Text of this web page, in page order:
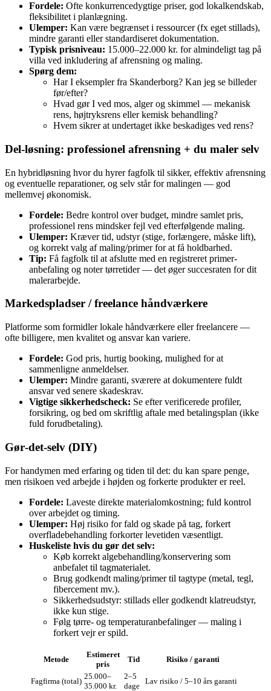
Fordele: Ofte konkurrencedygtige priser, god lokalkendskab,
fleksibilitet i planlægning.
Ulemper: Kan være begrænset i ressourcer (fx eget stillads),
mindre garanti eller standardiseret dokumentation.
Typisk prisniveau: 15.000–22.000 kr. for almindeligt tag på
villa ved inkludering af afrensning og maling.
Spørg dem:
Har I eksempler fra Skanderborg? Kan jeg se billeder
før/efter?
Hvad gør I ved mos, alger og skimmel — mekanisk
rens, højtryksrens eller kemisk behandling?
Hvem sikrer at undertaget ikke beskadiges ved rens?
Del‑løsning: professionel afrensning + du maler selv
En hybridløsning hvor du hyrer fagfolk til sikker, effektiv afrensning
og eventuelle reparationer, og selv står for malingen — god
mellemvej økonomisk.
Fordele: Bedre kontrol over budget, mindre samlet pris,
professionel rens mindsker fejl ved efterfølgende maling.
Ulemper: Kræver tid, udstyr (stige, forlængere, måske lift),
og korrekt valg af maling/primer for at få holdbarhed.
Tip: Få fagfolk til at afslutte med en registreret primer-
anbefaling og noter tørretider — det øger succesraten for dit
malerarbejde.
Markedspladser / freelance håndværkere
Platforme som formidler lokale håndværkere eller freelancere —
ofte billigere, men kvalitet og ansvar kan variere.
Fordele: God pris, hurtig booking, mulighed for at
sammenligne anmeldelser.
Ulemper: Mindre garanti, sværere at dokumentere fuldt
ansvar ved senere skadeskrav.
Vigtige sikkerhedscheck: Se efter verificerede profiler,
forsikring, og bed om skriftlig aftale med betalingsplan (ikke
fuld forudbetaling).
Gør‑det‑selv (DIY)
For handymen med erfaring og tiden til det: du kan spare penge,
men risikoen ved arbejde i højden og forkerte produkter er reel.
Fordele: Laveste direkte materialomkostning; fuld kontrol
over arbejdet og timing.
Ulemper: Høj risiko for fald og skade på tag, forkert
overfladebehandling forkorter levetiden væsentligt.
Huskeliste hvis du gør det selv:
Køb korrekt algebehandling/konservering som
anbefalet til tagmaterialet.
Brug godkendt maling/primer til tagtype (metal, tegl,
fibercement mv.).
Sikkerhedsudstyr: stillads eller godkendt klatreudstyr,
ikke kun stige.
Følg tørre- og temperaturanbefalinger — maling i
forkert vejr er spild.
Metode
Estimeret
pris
Tid Risiko / garanti
Fagfirma (total)
25.000–
35.000 kr.
2–5
dage
Lav risiko / 5–10 års garanti